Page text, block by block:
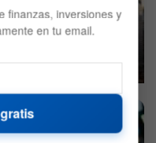
Asia no ha
finanzas, inversiones y
en tu email.